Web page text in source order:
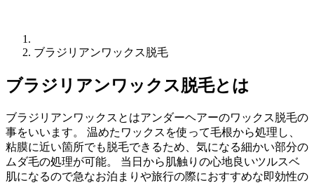
ブラジリアンワックス脱毛
ブラジリアンワックス脱毛とは
ブラジリアンワックスとはアンダーヘアーのワックス脱毛の
事をいいます。 温めたワックスを使って毛根から処理し、
粘膜に近い箇所でも脱毛できるため、気になる細かい部分の
ムダ毛の処理が可能。 当日から肌触りの心地良いツルスベ
肌になるので急なお泊まりや旅行の際におすすめな即効性の